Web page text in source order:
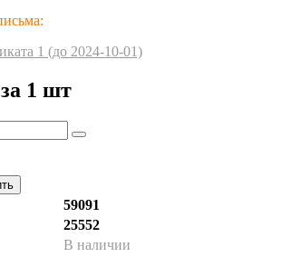
1 (до 2024-10-01)
за 1 шт
59091
25552
В наличии